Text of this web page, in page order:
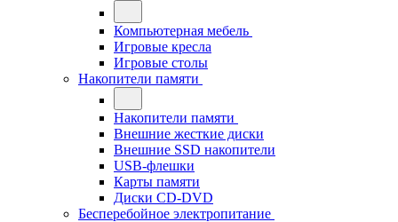
Компьютерная мебель
Игровые кресла
Игровые столы
Накопители памяти
Накопители памяти
Внешние жесткие диски
Внешние SSD накопители
USB-флешки
Карты памяти
Диски CD-DVD
Бесперебойное электропитание